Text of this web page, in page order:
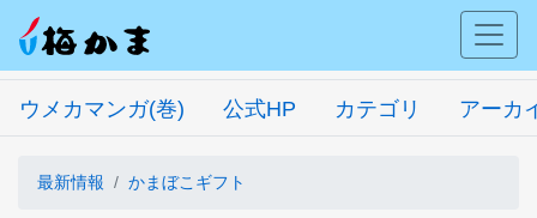
ウメカマンガ(巻) 公式HP カテゴリ アーカ
最新情報 かまぼこギフト